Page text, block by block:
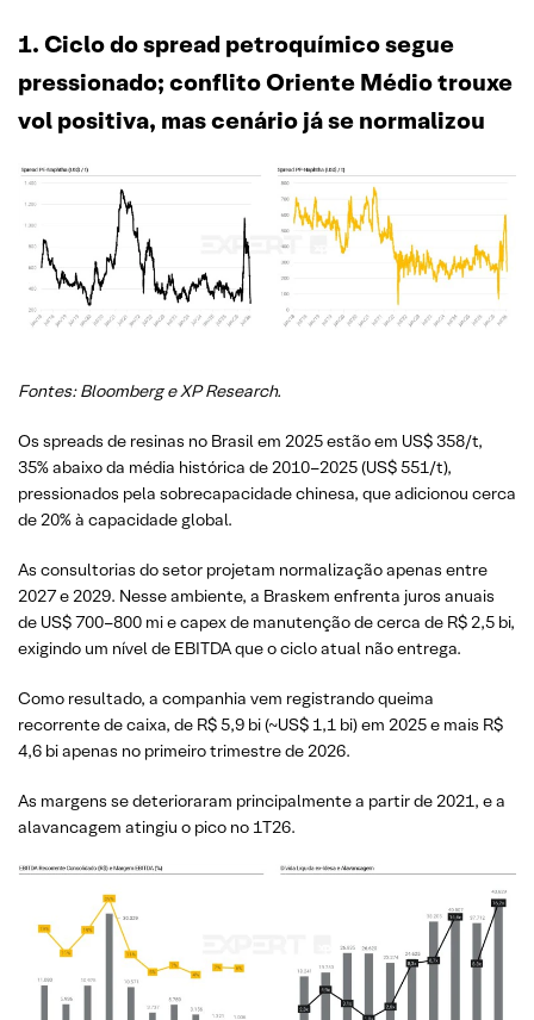
1. Ciclo do spread petroquímico segue
pressionado; conflito Oriente Médio trouxe
vol positiva, mas cenário já se normalizou
Fontes: Bloomberg e XP Research.
Os spreads de resinas no Brasil em 2025 estão em US$ 358/t,
35% abaixo da média histórica de 2010–2025 (US$ 551/t),
pressionados pela sobrecapacidade chinesa, que adicionou cerca
de 20% à capacidade global.
As consultorias do setor projetam normalização apenas entre
2027 e 2029. Nesse ambiente, a Braskem enfrenta juros anuais
de US$ 700–800 mi e capex de manutenção de cerca de R$ 2,5 bi,
exigindo um nível de EBITDA que o ciclo atual não entrega.
Como resultado, a companhia vem registrando queima
recorrente de caixa, de R$ 5,9 bi (~US$ 1,1 bi) em 2025 e mais R$
4,6 bi apenas no primeiro trimestre de 2026.
As margens se deterioraram principalmente a partir de 2021, e a
alavancagem atingiu o pico no 1T26.